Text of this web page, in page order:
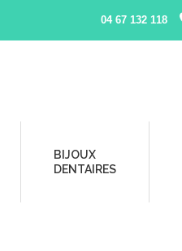
04 67 132 118
BIJOUX
DENTAIRES